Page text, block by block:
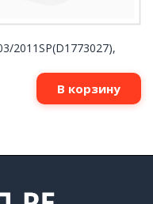
2011SP(D1773027),
В корзину